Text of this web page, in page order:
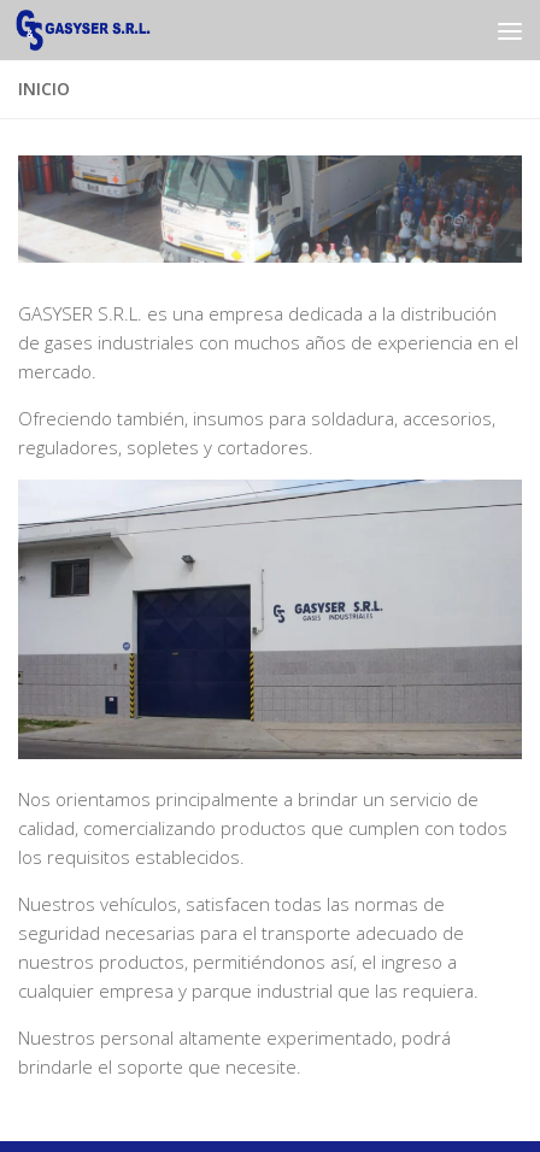
Saltar al contenido
INICIO
GASYSER S.R.L. es una empresa dedicada a la distribución
de gases industriales con muchos años de experiencia en el
mercado.
Ofreciendo también, insumos para soldadura, accesorios,
reguladores, sopletes y cortadores.
Nos orientamos principalmente a brindar un servicio de
calidad, comercializando productos que cumplen con todos
los requisitos establecidos.
Nuestros vehículos, satisfacen todas las normas de
seguridad necesarias para el transporte adecuado de
nuestros productos, permitiéndonos así, el ingreso a
cualquier empresa y parque industrial que las requiera.
Nuestros personal altamente experimentado, podrá
brindarle el soporte que necesite.